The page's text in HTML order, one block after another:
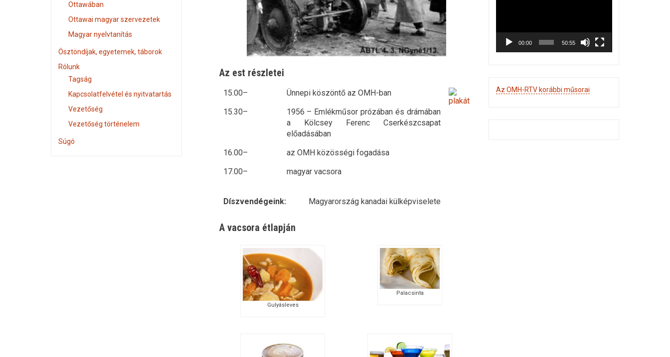
Ottawában
Ottawai magyar szervezetek
Magyar nyelvtanítás
Ösztöndíjak, egyetemek, táborok
Rólunk
Tagság
Kapcsolatfelvétel és nyitvatartás
Vezetőség
Vezetőség történelem
Súgó
Az est részletei
15.00–
Ünnepi köszöntő az OMH-ban
15.30–
1956 – Emlékműsor prózában és drámában
a Kölcsey Ferenc Cserkészcsapat
előadásában
16.00–
az OMH közösségi fogadása
17.00–
magyar vacsora
Díszvendégeink: Magyarország kanadai külképviselete
A vacsora étlapján
Gulyásleves
Palacsinta
00:00 50:55
Az OMH-RTV korábbi műsorai